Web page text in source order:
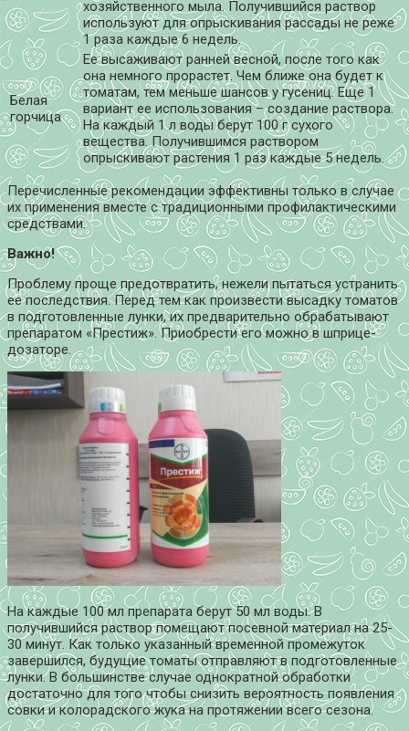
хозяйственного мыла. Получившийся раствор
используют для опрыскивания рассады не реже
1 раза каждые 6 недель.
Белая
горчица
Ее высаживают ранней весной, после того как
она немного прорастет. Чем ближе она будет к
томатам, тем меньше шансов у гусениц. Еще 1
вариант ее использования – создание раствора.
На каждый 1 л воды берут 100 г сухого
вещества. Получившимся раствором
опрыскивают растения 1 раз каждые 5 недель.
Перечисленные рекомендации эффективны только в случае
их применения вместе с традиционными профилактическими
средствами.
Важно!
Проблему проще предотвратить, нежели пытаться устранить
ее последствия. Перед тем как произвести высадку томатов
в подготовленные лунки, их предварительно обрабатывают
препаратом «Престиж». Приобрести его можно в шприце-
дозаторе.
На каждые 100 мл препарата берут 50 мл воды. В
получившийся раствор помещают посевной материал на 25-
30 минут. Как только указанный временной промежуток
завершился, будущие томаты отправляют в подготовленные
лунки. В большинстве случае однократной обработки
достаточно для того чтобы снизить вероятность появления
совки и колорадского жука на протяжении всего сезона.